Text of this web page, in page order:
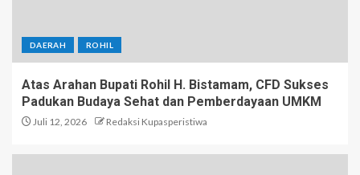
DAERAH ROHIL
Atas Arahan Bupati Rohil H. Bistamam, CFD Sukses
Padukan Budaya Sehat dan Pemberdayaan UMKM
Juli 12, 2026 Redaksi Kupasperistiwa